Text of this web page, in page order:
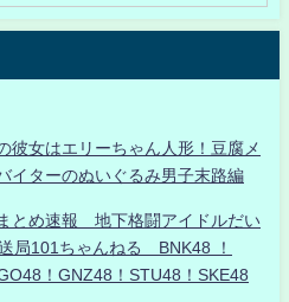
女はエリーちゃん人形！豆腐メ
イターのぬいぐるみ男子末路編
とめ速報 地下格闘アイドルだい
局101ちゃんねる BNK48 ！
！GNZ48！STU48！SKE48